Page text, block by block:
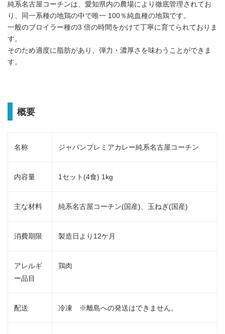
純系名古屋コーチンは、愛知県内の農場により徹底管理されてお
り、同一系種の地鶏の中で唯一 100％純血種の地鶏です。
一般のブロイラー種の3 倍の時間をかけて丁寧に育てられておりま
す。
そのため適度に脂肪があり、弾力・濃厚さを味わうことができま
す。
概要
名称 ジャパンプレミアカレー純系名古屋コーチン
内容量 1セット(4食) 1kg
主な材料 純系名古屋コーチン(国産)、玉ねぎ(国産)
消費期限 製造日より12ケ月
アレルギ
ー品目
鶏肉
配送 冷凍 ※離島への発送はできません。